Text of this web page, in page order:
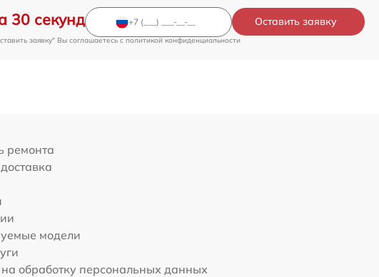
30 секунд Оставить заявку
заявку" Вы соглашаетесь cполитикой конфиденциальности
ремонта
модели
на обработку персональных данных